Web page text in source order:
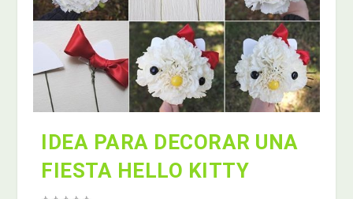
IDEA PARA DECORAR UNA
FIESTA HELLO KITTY